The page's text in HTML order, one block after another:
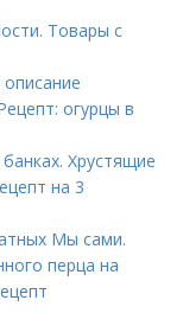
Товары с
огурцы в
Хрустящие
на 3
Мы сами.
перца на